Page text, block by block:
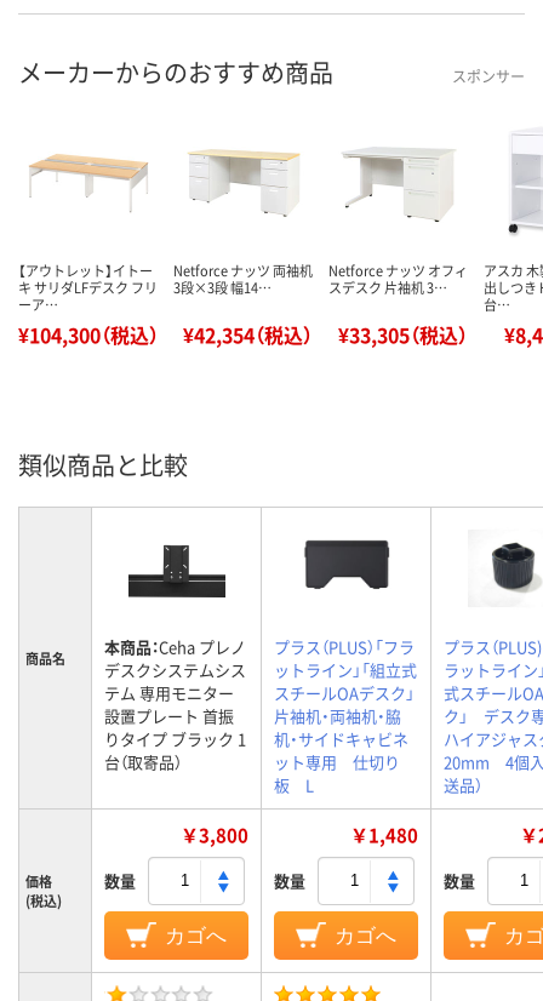
メーカーからのおすすめ商品 スポンサー
【アウトレット】イトー
キ サリダLFデスク フリ
ーア…
¥104,300（税込）
Netforce ナッツ 両袖机
3段×3段 幅14…
¥42,354（税込）
Netforce ナッツ オフィ
スデスク 片袖机 3…
¥33,305（税込）
アスカ
出しつき
台…
類似商品と比較
商品名 本商品：Ceha プレノ
デスクシステムシス
テム 専用モニター
設置プレート 首振
りタイプ ブラック 1
台（取寄品）
プラス（PLUS）「フラ
ットライン」「組立式
スチールOAデスク」
片袖机・両袖机・脇
机・サイドキャビネ
ット専用 仕切り
板 L
プラス（
ラットライン
式スチール
ク」 デス
ハイアジャス
20mm 4個入
送品）
価格
(税込)
￥3,800
数量
カゴへ
￥1,480
数量
カゴへ
数量
カ